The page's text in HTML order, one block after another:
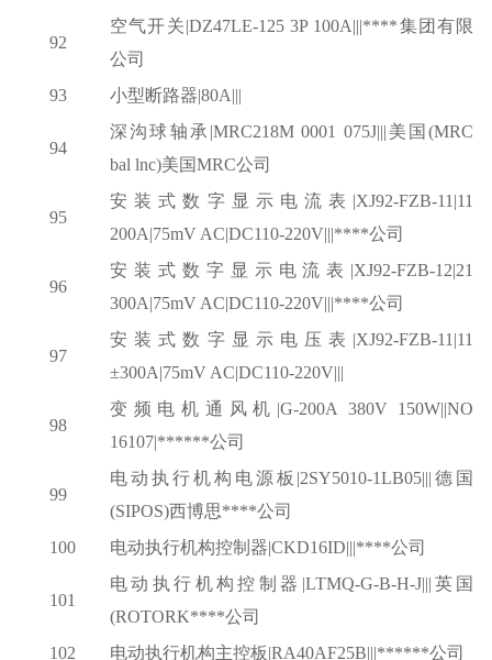
92
空气开关|DZ47LE-125 3P 100A|||****集团有限
公司
93
小型断路器|80A|||
94
深沟球轴承 |MRC218M 0001 075J|||美国(MRC
bal lnc)美国MRC公司
95
安装式数字显示电流表 |XJ92-FZB-11|11
200A|75mV AC|DC110-220V|||****公司
96
安装式数字显示电流表 |XJ92-FZB-12|21
300A|75mV AC|DC110-220V|||****公司
97
安装式数字显示电压表 |XJ92-FZB-11|11
±300A|75mV AC|DC110-220V|||
98
变频电机通风机 |G-200A 380V 150W||NO
16107|******公司
99
电动执行机构电源板 |2SY5010-1LB05|||德国
(SIPOS)西博思****公司
100
电动执行机构控制器|CKD16ID|||****公司
101
电动执行机构控制器 |LTMQ-G-B-H-J|||英国
(ROTORK****公司
102
电动执行机构主控板|RA40AF25B|||******公司